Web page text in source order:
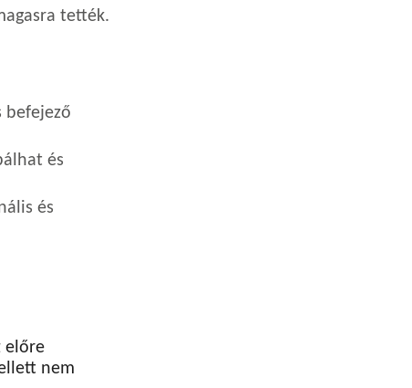
tették.
befejező
és
és
előre
nem